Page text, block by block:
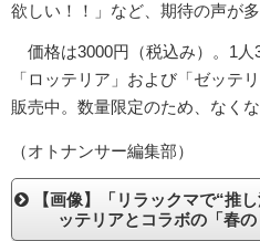
欲しい！！」など、期待の声が
価格は3000円（税込み）。1人
「ロッテリア」および「ゼッテ
販売中。数量限定のため、なく
（オトナンサー編集部）
【画像】「リラックマで“推
ッテリアとコラボの「春